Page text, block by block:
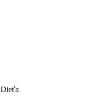
Dieťa